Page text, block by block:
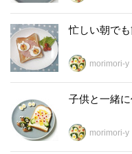
忙しい朝で
morimori-y
子供と一緒
morimori-y